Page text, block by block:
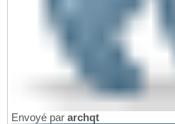
Envoyé par archqt